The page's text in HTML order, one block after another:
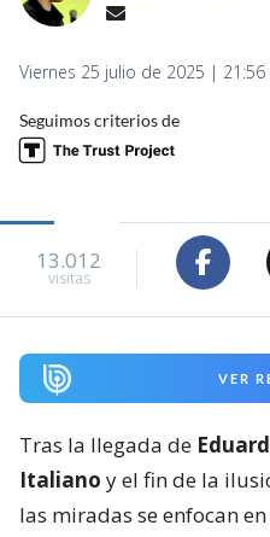
Viernes 25 julio de 2025 | 21:56
Seguimos criterios de
13.012
visitas
VER
Tras la llegada de
Italiano y el fin de la
las miradas se enfocan